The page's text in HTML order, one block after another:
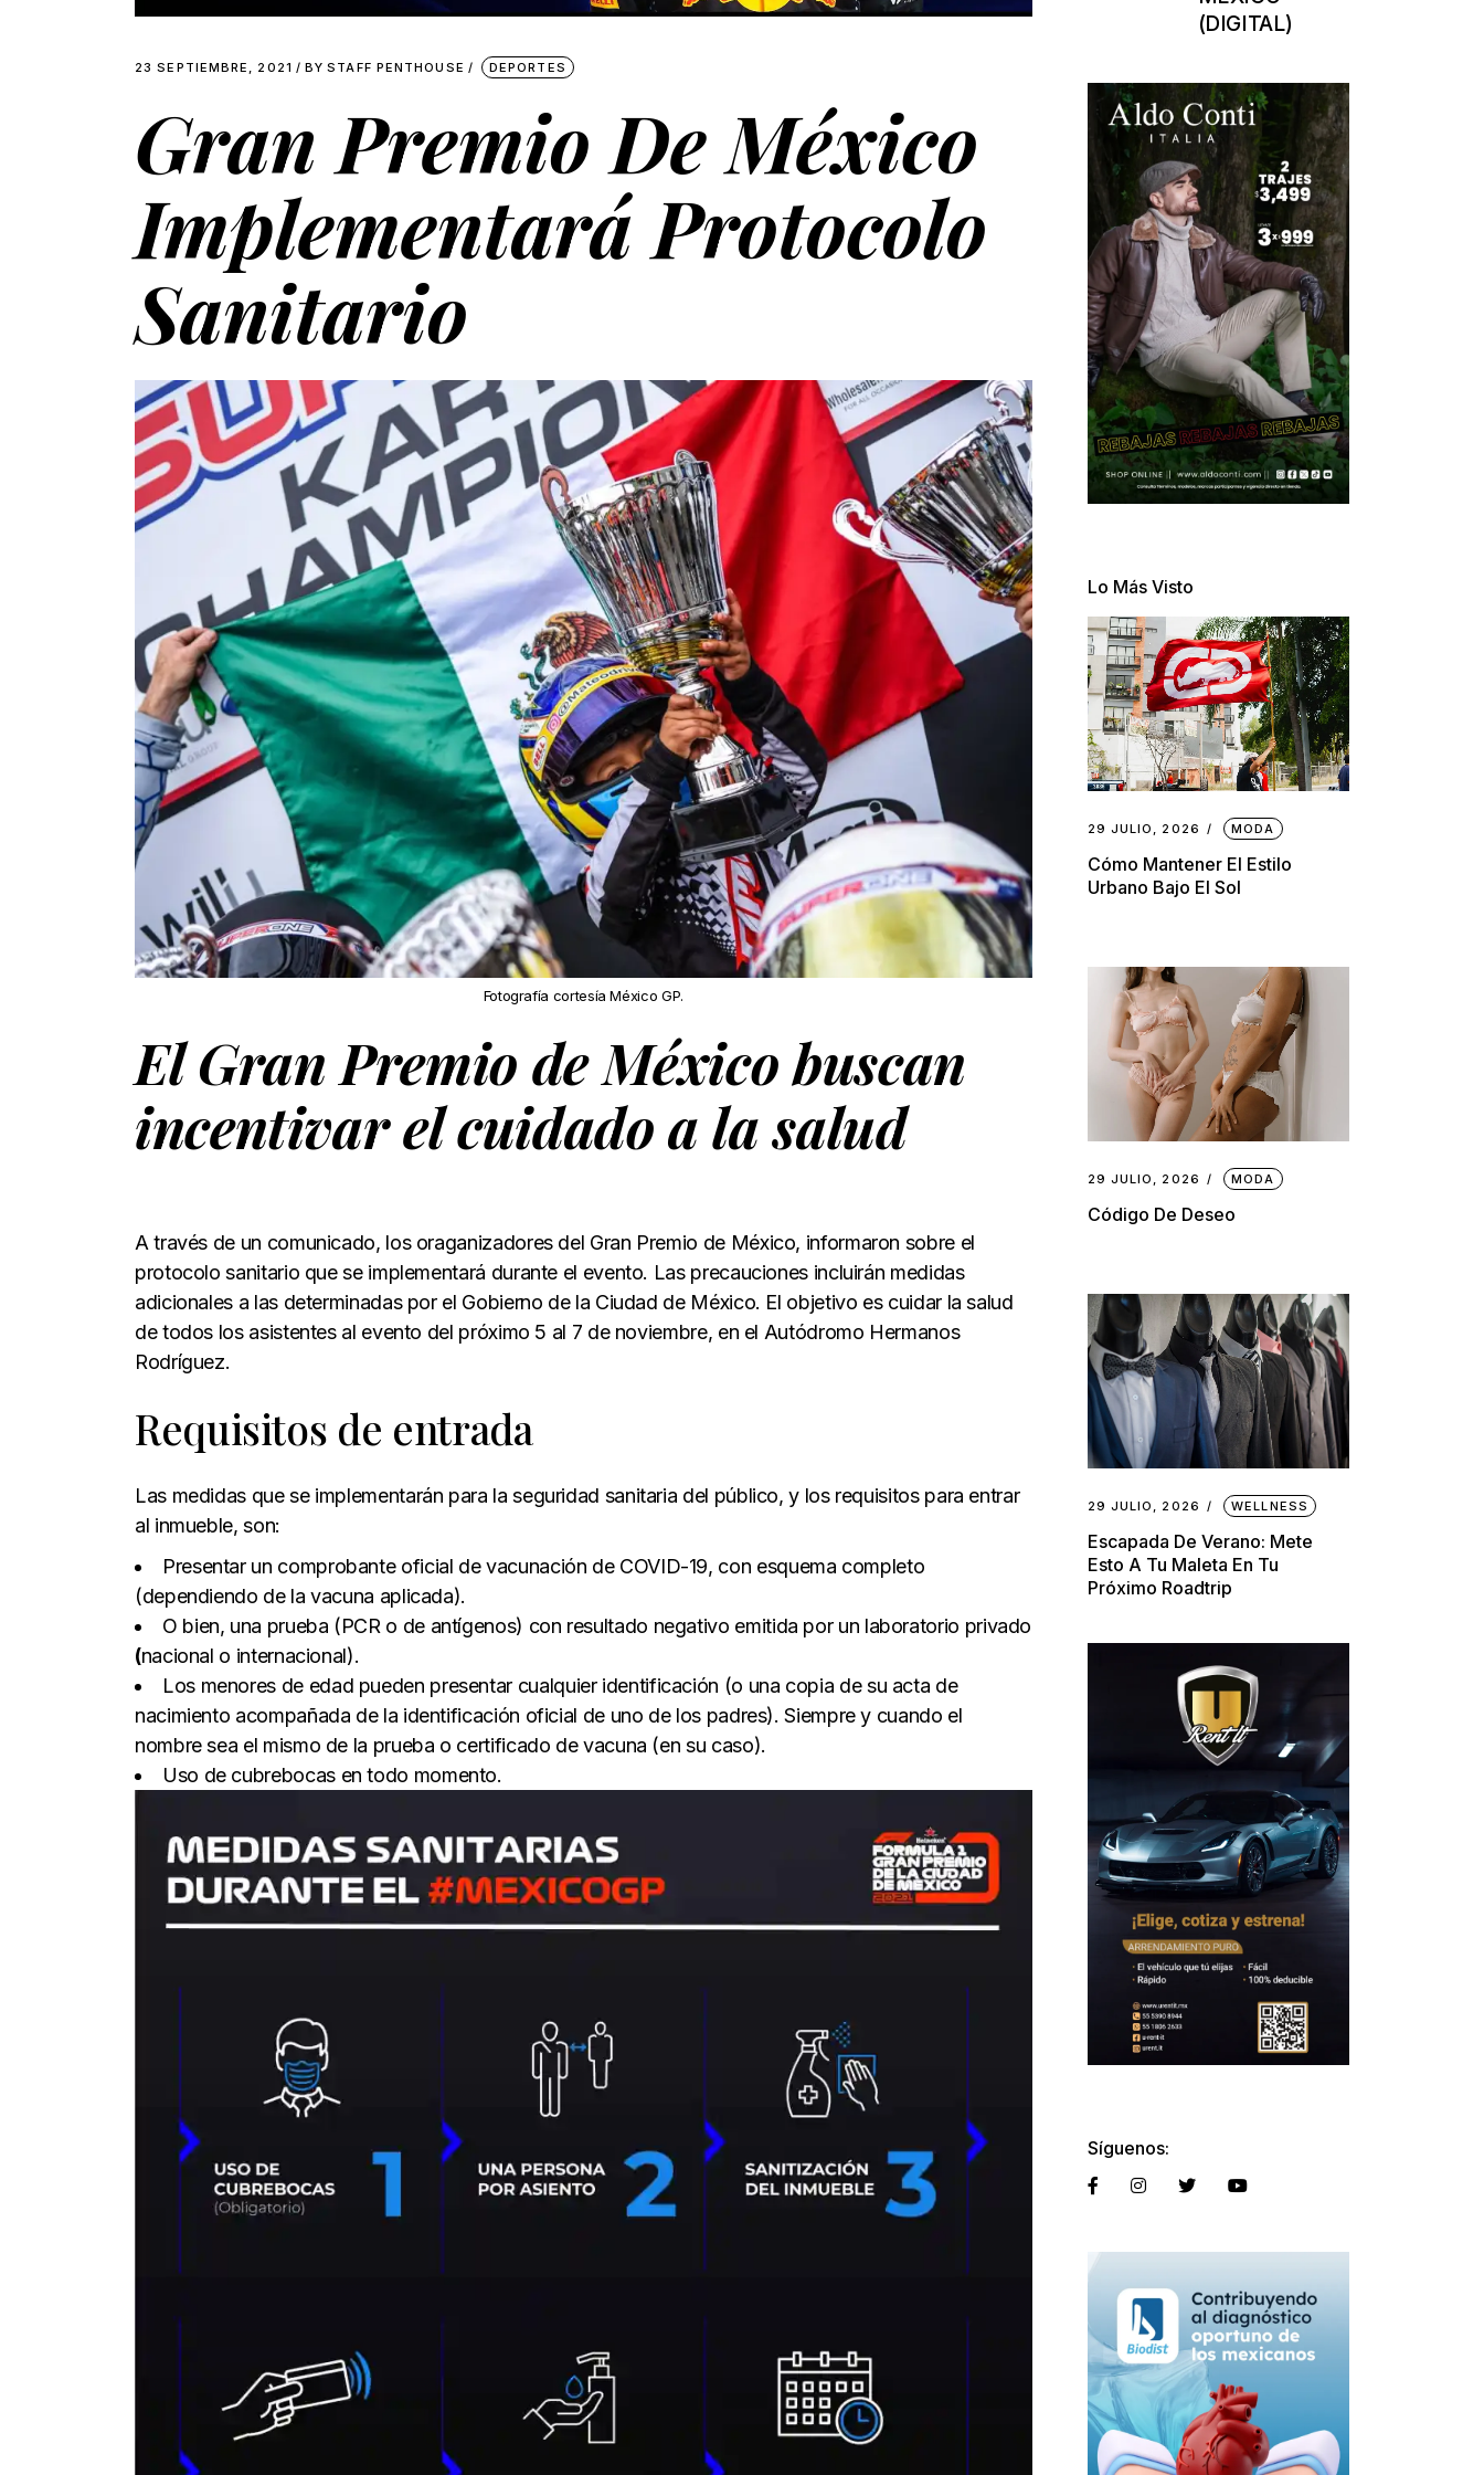
23 SEPTIEMBRE, 2021 BY STAFF PENTHOUSE DEPORTES
Gran Premio De México
Implementará Protocolo
Sanitario
Fotografía cortesía México GP.
El Gran Premio de México buscan
incentivar el cuidado a la salud
A través de un comunicado, los oraganizadores del Gran Premio de México, informaron sobre el
protocolo sanitario que se implementará durante el evento. Las precauciones incluirán medidas
adicionales a las determinadas por el Gobierno de la Ciudad de México. El objetivo es cuidar la salud
de todos los asistentes al evento del próximo 5 al 7 de noviembre, en el Autódromo Hermanos
Rodríguez.
Requisitos de entrada
Las medidas que se implementarán para la seguridad sanitaria del público, y los requisitos para entrar
al inmueble, son:
Presentar un comprobante oficial de vacunación de COVID-19, con esquema completo
(dependiendo de la vacuna aplicada).
O bien, una prueba (PCR o de antígenos) con resultado negativo emitida por un laboratorio privado
(nacional o internacional).
Los menores de edad pueden presentar cualquier identificación (o una copia de su acta de
nacimiento acompañada de la identificación oficial de uno de los padres). Siempre y cuando el
nombre sea el mismo de la prueba o certificado de vacuna (en su caso).
Uso de cubrebocas en todo momento.
(DIGITAL)
Lo Más Visto
29 JULIO, 2026 MODA
Cómo Mantener El Estilo
Urbano Bajo El Sol
29 JULIO, 2026 MODA
Código De Deseo
29 JULIO, 2026 WELLNESS
Escapada De Verano: Mete
Esto A Tu Maleta En Tu
Próximo Roadtrip
Síguenos: